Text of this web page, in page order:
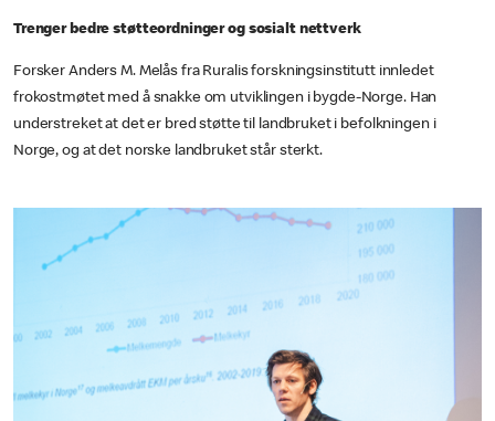
Trenger bedre støtteordninger og sosialt nettverk
Forsker Anders M. Melås fra Ruralis forskningsinstitutt innledet
frokostmøtet med å snakke om utviklingen i bygde-Norge. Han
understreket at det er bred støtte til landbruket i befolkningen i
Norge, og at det norske landbruket står sterkt.